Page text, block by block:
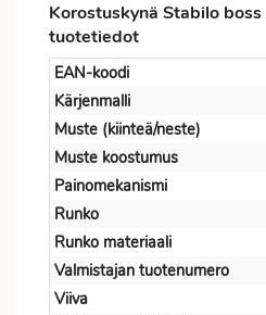
Korostuskynä Stabilo
tuotetiedot
EAN-koodi
Kärjenmalli
Muste (kiinteä/neste)
Muste koostumus
Painomekanismi
Runko
Runko materiaali
Valmistajan tuotenumero
Viiva